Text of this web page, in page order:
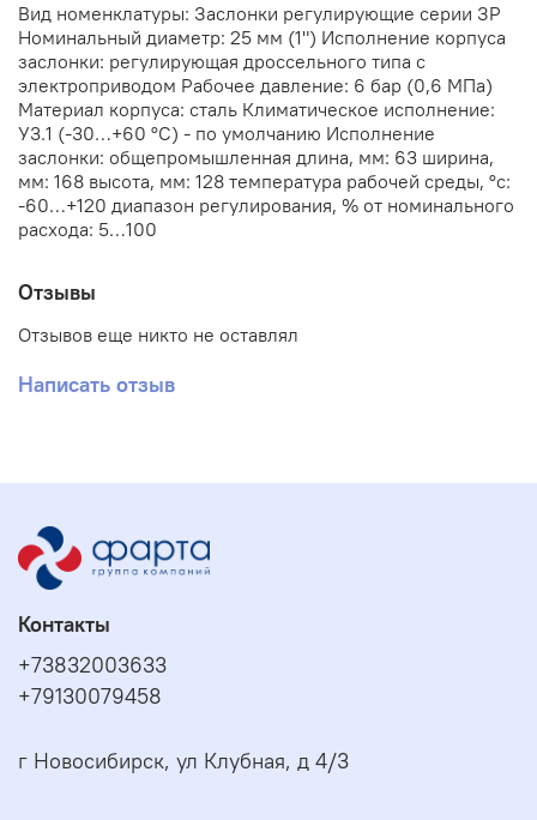
Вид номенклатуры: Заслонки регулирующие серии ЗР
Номинальный диаметр: 25 мм (1") Исполнение корпуса
заслонки: регулирующая дроссельного типа с
электроприводом Рабочее давление: 6 бар (0,6 МПа)
Материал корпуса: сталь Климатическое исполнение:
У3.1 (-30…+60 °С) - по умолчанию Исполнение
заслонки: общепромышленная длина, мм: 63 ширина,
мм: 168 высота, мм: 128 температура рабочей среды, °с:
-60…+120 диапазон регулирования, % от номинального
расхода: 5…100
Отзывы
Отзывов еще никто не оставлял
Написать отзыв
Контакты
+73832003633
+79130079458
г Новосибирск, ул Клубная, д 4/3